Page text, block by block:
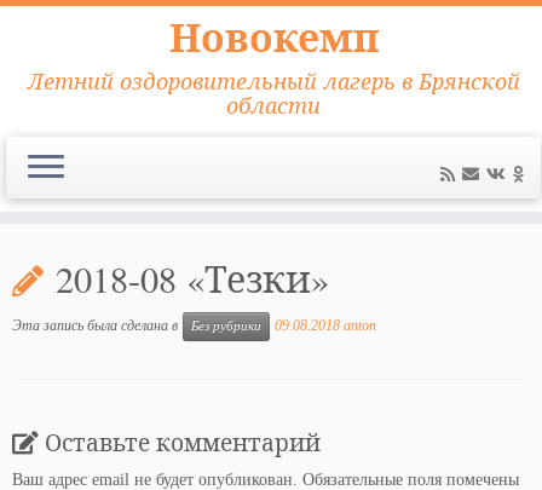
содержимому
Новокемп
Летний оздоровительный лагерь в Брянской
области
2018-08 «Тезки»
Эта запись была сделана в Без рубрики 09.08.2018 anton
Оставьте комментарий
Ваш адрес email не будет опубликован. Обязательные поля помечены